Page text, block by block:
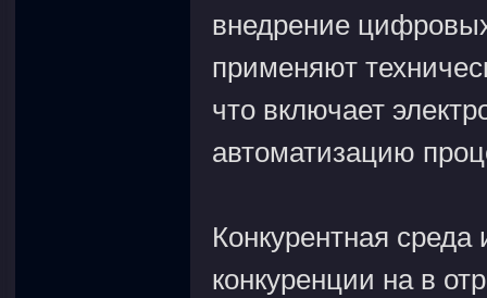
внедрение
применяют
что включает
автоматизацию
Конкурентная
конкуренции на в